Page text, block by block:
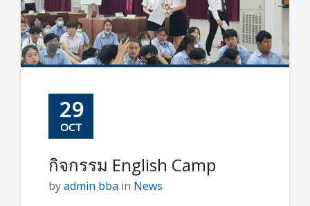
29
OCT
กิจกรรม English Camp
byadmin bba in News